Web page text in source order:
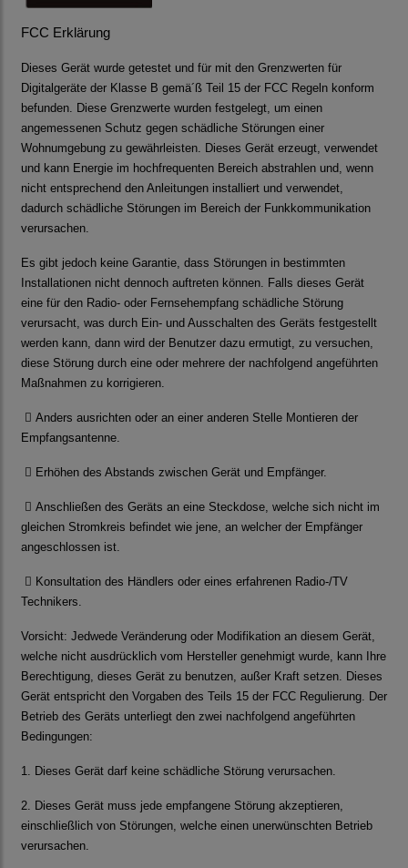
FCC Erklärung
Dieses Gerät wurde getestet und für mit den Grenzwerten für
Digitalgeräte der Klasse B gemä´ß Teil 15 der FCC Regeln konform
befunden. Diese Grenzwerte wurden festgelegt, um einen
angemessenen Schutz gegen schädliche Störungen einer
Wohnumgebung zu gewährleisten. Dieses Gerät erzeugt, verwendet
und kann Energie im hochfrequenten Bereich abstrahlen und, wenn
nicht entsprechend den Anleitungen installiert und verwendet,
dadurch schädliche Störungen im Bereich der Funkkommunikation
verursachen.
Es gibt jedoch keine Garantie, dass Störungen in bestimmten
Installationen nicht dennoch auftreten können. Falls dieses Gerät
eine für den Radio- oder Fernsehempfang schädliche Störung
verursacht, was durch Ein- und Ausschalten des Geräts festgestellt
werden kann, dann wird der Benutzer dazu ermutigt, zu versuchen,
diese Störung durch eine oder mehrere der nachfolgend angeführten
Maßnahmen zu korrigieren.
 Anders ausrichten oder an einer anderen Stelle Montieren der
Empfangsantenne.
 Erhöhen des Abstands zwischen Gerät und Empfänger.
 Anschließen des Geräts an eine Steckdose, welche sich nicht im
gleichen Stromkreis befindet wie jene, an welcher der Empfänger
angeschlossen ist.
 Konsultation des Händlers oder eines erfahrenen Radio-/TV
Technikers.
Vorsicht: Jedwede Veränderung oder Modifikation an diesem Gerät,
welche nicht ausdrücklich vom Hersteller genehmigt wurde, kann Ihre
Berechtigung, dieses Gerät zu benutzen, außer Kraft setzen. Dieses
Gerät entspricht den Vorgaben des Teils 15 der FCC Regulierung. Der
Betrieb des Geräts unterliegt den zwei nachfolgend angeführten
Bedingungen:
1. Dieses Gerät darf keine schädliche Störung verursachen.
2. Dieses Gerät muss jede empfangene Störung akzeptieren,
einschließlich von Störungen, welche einen unerwünschten Betrieb
verursachen.